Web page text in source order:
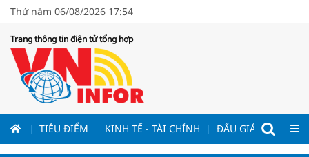
Thứ năm 06/08/2026 17:54
Trang thông tin điện tử tổng hợp
TIÊU ĐIỂM KINH TẾ - TÀI CHÍNH ĐẤU GIÁ - ĐẤU